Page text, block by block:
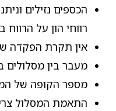
הכספים נזילים
רווחי הון על הרווח
אין תקרת הפקדה
מעבר בין מסלולים
מספר הקופה של
התאמת המסלול